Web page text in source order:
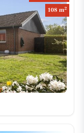
108 m2